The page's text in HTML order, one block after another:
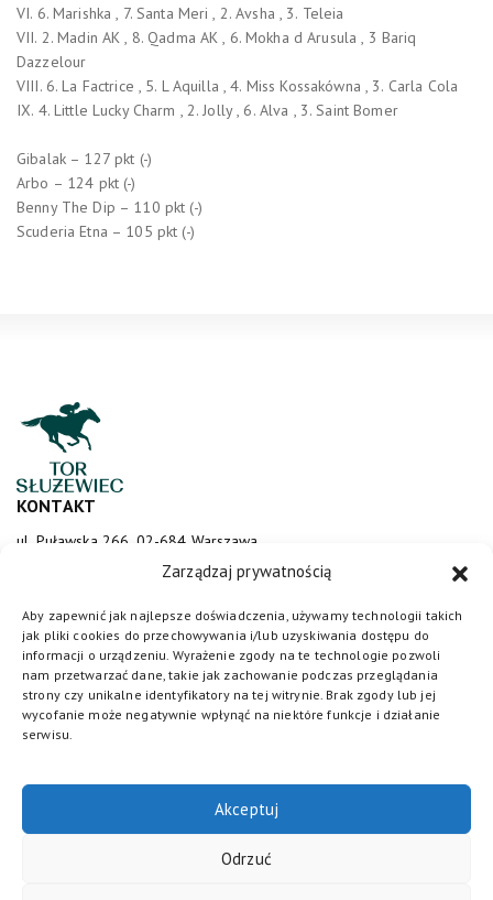
Zarządzaj prywatnością
Aby zapewnić jak najlepsze doświadczenia, używamy technologii takich
jak pliki cookies do przechowywania i/lub uzyskiwania dostępu do
informacji o urządzeniu. Wyrażenie zgody na te technologie pozwoli
nam przetwarzać dane, takie jak zachowanie podczas przeglądania
strony czy unikalne identyfikatory na tej witrynie. Brak zgody lub jej
wycofanie może negatywnie wpłynąć na niektóre funkcje i działanie
serwisu.
Akceptuj
Odrzuć
VI. 6. Marishka , 7. Santa Meri , 2. Avsha , 3. Teleia
VII. 2. Madin AK , 8. Qadma AK , 6. Mokha d Arusula , 3 Bariq
Dazzelour
VIII. 6. La Factrice , 5. L Aquilla , 4. Miss Kossakówna , 3. Carla Cola
IX. 4. Little Lucky Charm , 2. Jolly , 6. Alva , 3. Saint Bomer
Gibalak – 127 pkt (-)
Arbo – 124 pkt (-)
Benny The Dip – 110 pkt (-)
Scuderia Etna – 105 pkt (-)
KONTAKT
ul. Puławska 266, 02-684 Warszawa
sluzewiec@totalizator.pl
KONTAKT DLA MEDIÓW
media@torsluzewiec.pl
DOŁĄCZ DO NAS